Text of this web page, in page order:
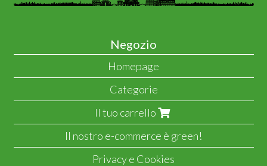
Negozio
Homepage
Categorie
Il tuo carrello
Il nostro e-commerce è green!
Privacy e Cookies